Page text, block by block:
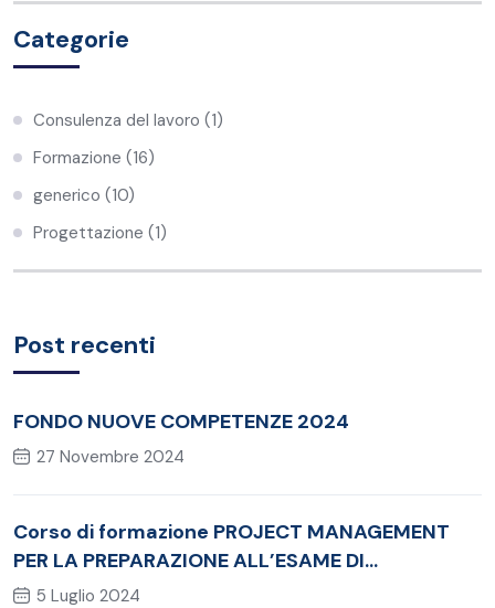
Categorie
Consulenza del lavoro (1)
Formazione (16)
generico (10)
Progettazione (1)
Post recenti
FONDO NUOVE COMPETENZE 2024
27 Novembre 2024
Corso di formazione PROJECT MANAGEMENT
PER LA PREPARAZIONE ALL’ESAME DI
CERTIFICAZIONE PMI®‐CAPM
5 Luglio 2024